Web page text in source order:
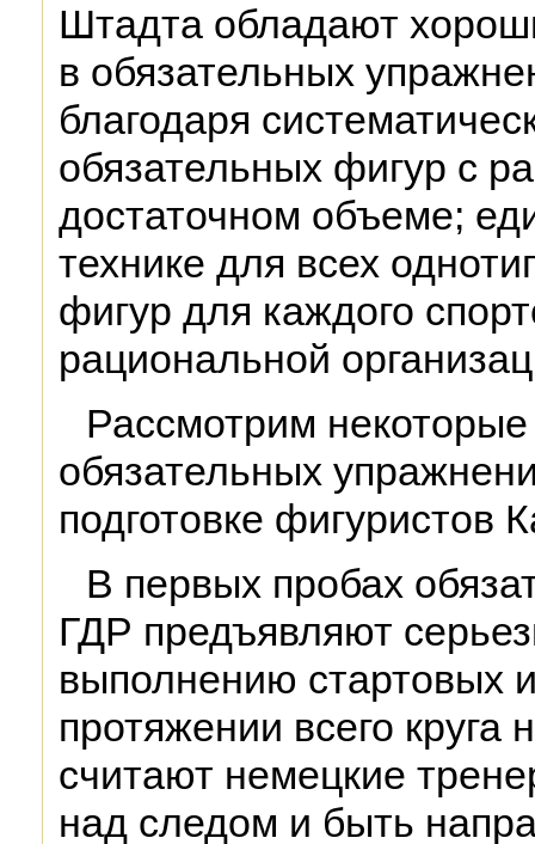
Штадта обладают
в обязательных
благодаря
обязательных фигур с
достаточном объеме;
технике для всех
фигур для каждого
рациональной
Рассмотрим
обязательных
подготовке фигуристов
В первых пробах
ГДР предъявляют
выполнению стартовых
протяжении всего круга
считают немецкие
над следом и быть